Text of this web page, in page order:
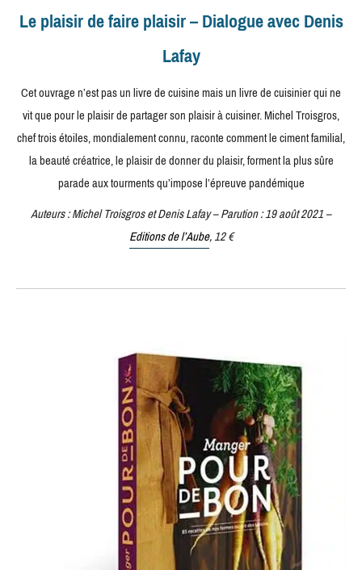
Le plaisir de faire plaisir – Dialogue avec Denis
Lafay
Cet ouvrage n’est pas un livre de cuisine mais un livre de cuisinier qui ne
vit que pour le plaisir de partager son plaisir à cuisiner. Michel Troisgros,
chef trois étoiles, mondialement connu, raconte comment le ciment familial,
la beauté créatrice, le plaisir de donner du plaisir, forment la plus sûre
parade aux tourments qu’impose l’épreuve pandémique
Auteurs : Michel Troisgros et Denis Lafay – Parution : 19 août 2021 –
Editions de l’Aube, 12 €